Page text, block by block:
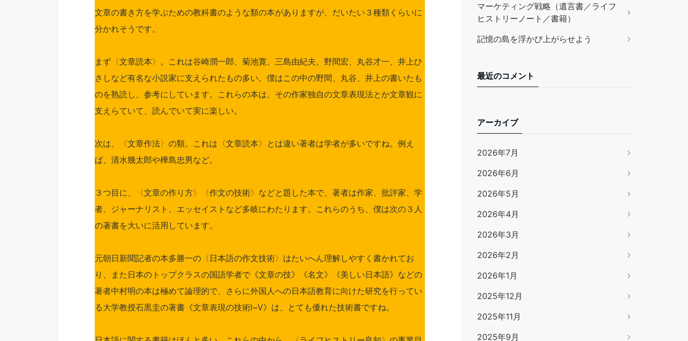
文章の書き方を学ぶための教科書のような類の本がありますが、だいたい３種類くらいに
分かれそうです。
まず〈文章読本〉。これは谷崎潤一郎、菊池寛、三島由紀夫、野間宏、丸谷才一、井上ひ
さしなど有名な小説家に支えられたもの多い。僕はこの中の野間、丸谷、井上の書いたも
のを熟読し、参考にしています。これらの本は、その作家独自の文章表現法とか文章観に
支えらていて、読んでいて実に楽しい。
次は、〈文章作法〉の類。これは〈文章読本〉とは違い著者は学者が多いですね。例え
ば、清水幾太郎や樺島忠男など。
３つ目に、〈文章の作り方〉〈作文の技術〉などと題した本で、著者は作家、批評家、学
者、ジャーナリスト、エッセイストなど多岐にわたります。これらのうち、僕は次の３人
の著書を大いに活用しています。
元朝日新聞記者の本多勝一の〈日本語の作文技術〉はたいへん理解しやすく書かれてお
り、また日本のトップクラスの国語学者で《文章の技》《名文》《美しい日本語》などの
著者中村明の本は極めて論理的で、さらに外国人への日本語教育に向けた研究を行ってい
る大学教授石黒圭の著書《文章表現の技術Ⅰ~Ⅴ》は、とても優れた技術書ですね。
マーケティング戦略（遺言書／ライフ
ヒストリーノート／書籍）
記憶の島を浮かび上がらせよう
最近のコメント
アーカイブ
2026年7月
2026年6月
2026年5月
2026年4月
2026年3月
2026年2月
2026年1月
2025年12月
2025年11月
2025年9月